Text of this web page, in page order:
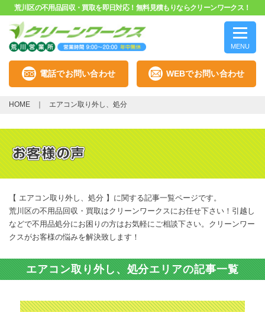
荒川区の不用品回収・買取を即日対応！無料見積もりならクリーンワークス！
MENU
電話でお問い合わせ WEBでお問い合わせ
HOME エアコン取り外し、処分
【 エアコン取り外し、処分 】に関する記事一覧ページです。
荒川区の不用品回収・買取はクリーンワークスにお任せ下さい！引越し
などで不用品処分にお困りの方はお気軽にご相談下さい。クリーンワー
クスがお客様の悩みを解決致します！
エアコン取り外し、処分エリアの記事一覧